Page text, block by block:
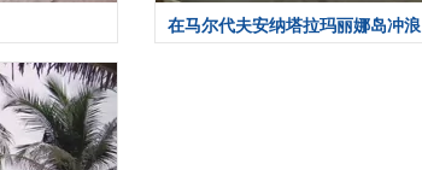
在马尔代夫安纳塔拉玛丽娜岛冲浪